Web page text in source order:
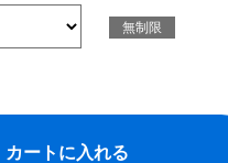
無制限
カートに入れる